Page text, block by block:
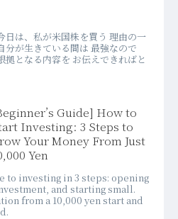
は、私が米国株を買う 理由の一
分が生きている間は 最強なので
拠となる内容を お伝えできればと
Guide] How to
Investing: 3 Steps to
Your Money From Just
Yen
investing in 3 steps: opening
and starting small.
from a 10,000 yen start and